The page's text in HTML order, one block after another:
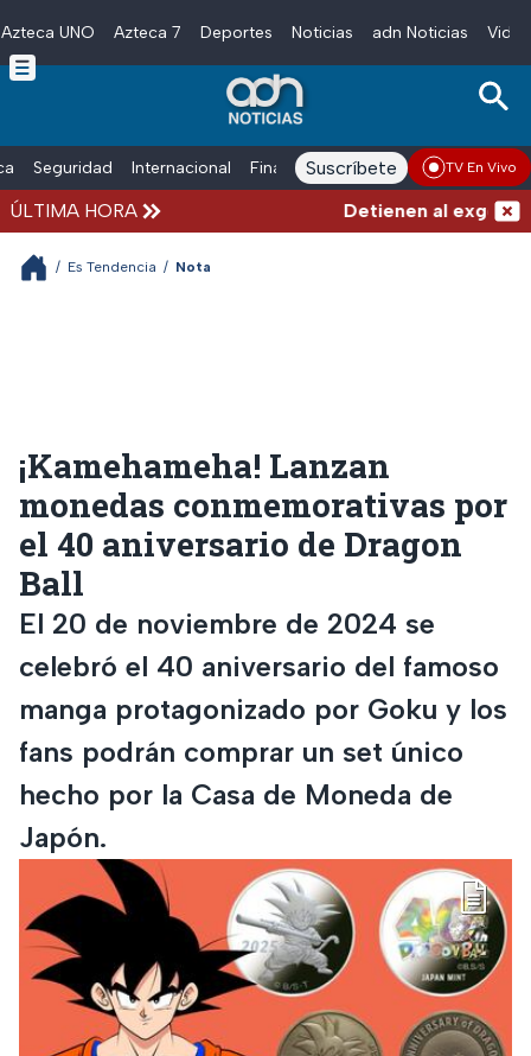
Skip to main content
Azteca UNO Azteca 7 Deportes Noticias adn Noticias
Seguridad Internacional Finanzas adn Noticias Radio
Suscríbete TV En Vivo
ÚLTIMA HORA Detienen al
/ Es Tendencia / Nota
¡Kamehameha! Lanzan
monedas conmemorativas por
el 40 aniversario de Dragon
Ball
El 20 de noviembre de 2024 se
celebró el 40 aniversario del famoso
manga protagonizado por Goku y los
fans podrán comprar un set único
hecho por la Casa de Moneda de
Japón.